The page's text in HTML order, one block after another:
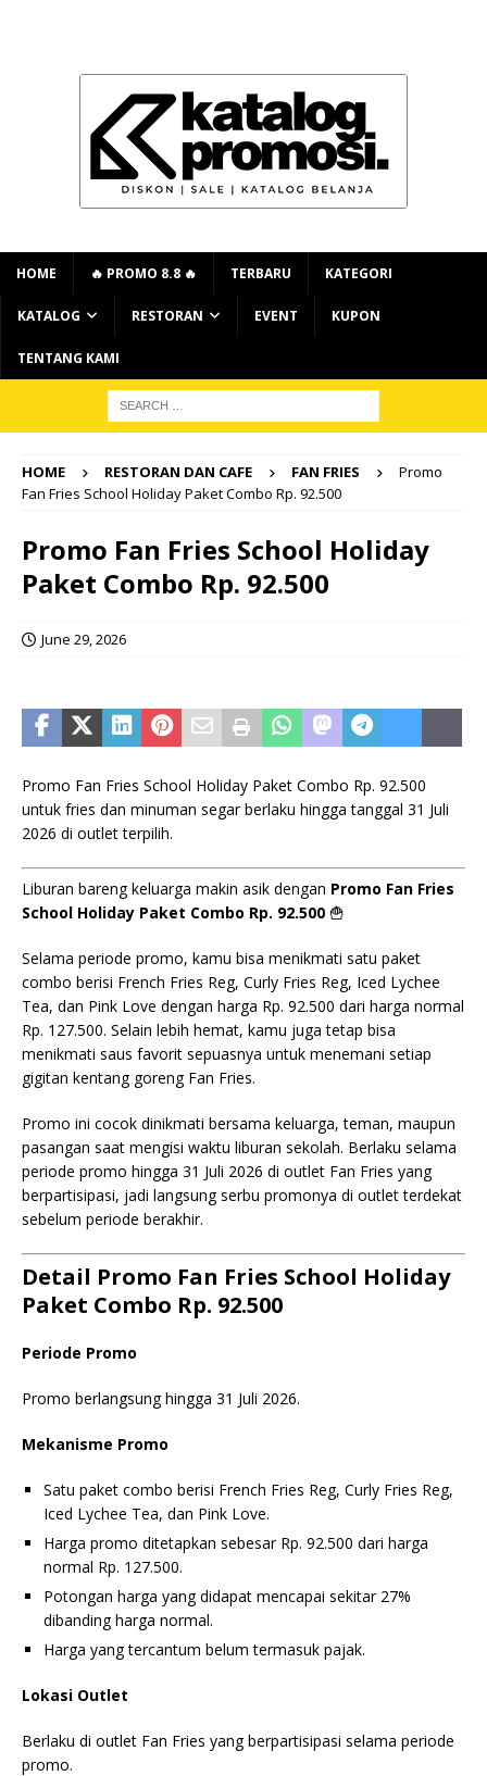
HOME 🔥 PROMO 8.8 🔥 TERBARU KATEGORI
KATALOG RESTORAN EVENT KUPON
TENTANG KAMI
HOME RESTORAN DAN CAFE FAN FRIES
Promo
Fan Fries School Holiday Paket Combo Rp. 92.500
Promo Fan Fries School Holiday
Paket Combo Rp. 92.500
June 29, 2026
Promo Fan Fries School Holiday Paket Combo Rp. 92.500
untuk fries dan minuman segar berlaku hingga tanggal 31 Juli
2026 di outlet terpilih.
Liburan bareng keluarga makin asik dengan Promo Fan Fries
School Holiday Paket Combo Rp. 92.500 🍟
Selama periode promo, kamu bisa menikmati satu paket
combo berisi French Fries Reg, Curly Fries Reg, Iced Lychee
Tea, dan Pink Love dengan harga Rp. 92.500 dari harga normal
Rp. 127.500. Selain lebih hemat, kamu juga tetap bisa
menikmati saus favorit sepuasnya untuk menemani setiap
gigitan kentang goreng Fan Fries.
Promo ini cocok dinikmati bersama keluarga, teman, maupun
pasangan saat mengisi waktu liburan sekolah. Berlaku selama
periode promo hingga 31 Juli 2026 di outlet Fan Fries yang
berpartisipasi, jadi langsung serbu promonya di outlet terdekat
sebelum periode berakhir.
Detail Promo Fan Fries School Holiday
Paket Combo Rp. 92.500
Periode Promo
Promo berlangsung hingga 31 Juli 2026.
Mekanisme Promo
Satu paket combo berisi French Fries Reg, Curly Fries Reg,
Iced Lychee Tea, dan Pink Love.
Harga promo ditetapkan sebesar Rp. 92.500 dari harga
normal Rp. 127.500.
Potongan harga yang didapat mencapai sekitar 27%
dibanding harga normal.
Harga yang tercantum belum termasuk pajak.
Lokasi Outlet
Berlaku di outlet Fan Fries yang berpartisipasi selama periode
promo.